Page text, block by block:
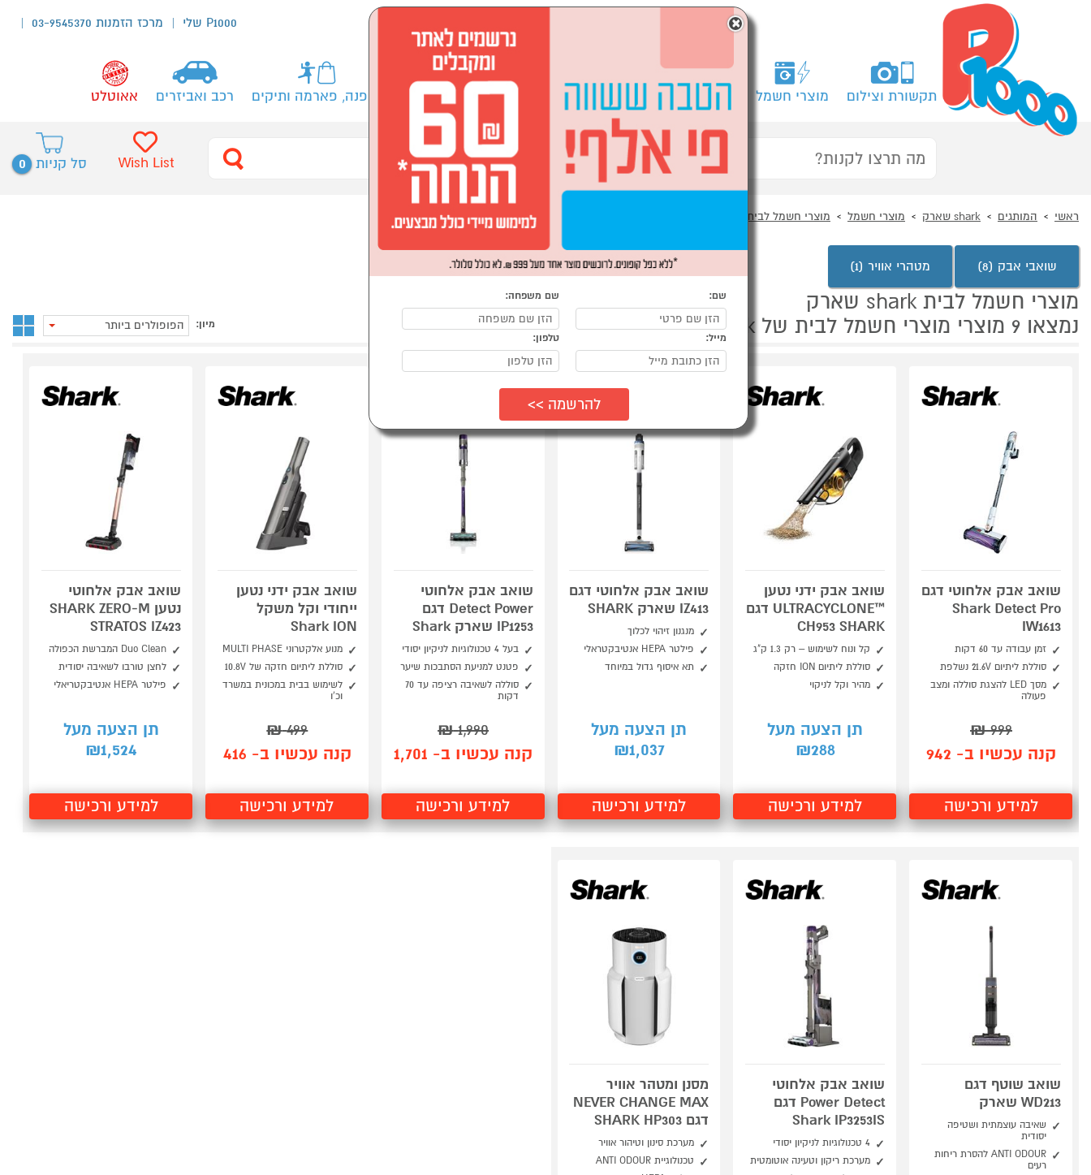
P1000 שלי מרכז הזמנות 03-9545370
תקשורת וצילום מוצרי חשמל מחשבים וציוד היקפי לבית ולגן ספורט, מחנאות וילדים אופנה, פארמה ותיקים רכב ואביזרים אאוטלט
סל קניות 0 Wish List
ראשי המותגים shark שארק מוצרי חשמל מוצרי חשמל לבית
שואבי אבק (8) מטהרי אוויר (1)
מוצרי חשמל לבית shark שארק
נמצאו 9 מוצרי מוצרי חשמל לבית של shark
מיון: הפופולרים ביותר
שואב אבק אלחוטי דגם
Shark Detect Pro
IW1613
זמן עבודה עד 60 דקות
סוללת ליתיום 21.6V נשלפת
מסך LED להצגת סוללה ומצב
פעולה
999
₪
קנה עכשיו ב- 942
למידע ורכישה
שואב אבק ידני נטען
™ULTRACYCLONE דגם
CH953 SHARK
קל ונוח לשימוש – רק 1.3 ק"ג
סוללת ליתיום ION חזקה
מהיר וקל לניקוי
תן הצעה מעל
₪288
למידע ורכישה
שואב אבק אלחוטי דגם
IZ413 שארק SHARK
מנגנון זיהוי לכלוך
פילטר HEPA אנטיבקטראלי
תא איסוף גדול במיוחד
תן הצעה מעל
₪1,037
למידע ורכישה
שואב אבק אלחוטי
Detect Power דגם
IP1253 שארק Shark
בעל 4 טכנולוגיות לניקיון יסודי
פטנט למניעת הסתבכות שיער
סוללה לשאיבה רציפה עד 70
דקות
1,990
₪
קנה עכשיו ב- 1,701
למידע ורכישה
שואב אבק ידני נטען
ייחודי וקל משקל
Shark ION
מנוע אלקטרוני MULTI PHASE
סוללת ליתיום חזקה של 10.8V
לשימוש בבית במכונית במשרד
וכ'ו
499
₪
קנה עכשיו ב- 416
למידע ורכישה
שואב אבק אלחוטי
נטען SHARK ZERO-M
STRATOS IZ423
Duo Clean המברשת הכפולה
לחצן טורבו לשאיבה יסודית
פילטר HEPA אנטיבקטריאלי
תן הצעה מעל
₪1,524
למידע ורכישה
שואב שוטף דגם
WD213 שארק
שאיבה עוצמתית ושטיפה
יסודית
ANTI ODOUR להסרת ריחות
רעים
שואב אבק אלחוטי
Power Detect דגם
Shark IP3253IS
4 טכנולוגיות לניקיון יסודי
מערכת ריקון וטעינה אוטומטית
מסנן ומטהר אוויר
NEVER CHANGE MAX
דגם SHARK HP303
מערכת סינון וטיהור אוויר
טכנולוגיית ANTI ODOUR
×
שם: שם משפחה:
מייל: טלפון: